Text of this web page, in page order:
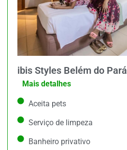
ibis Styles Belém do Pará
Aceita pets
Serviço de limpeza
Banheiro privativo
Mais detalhes